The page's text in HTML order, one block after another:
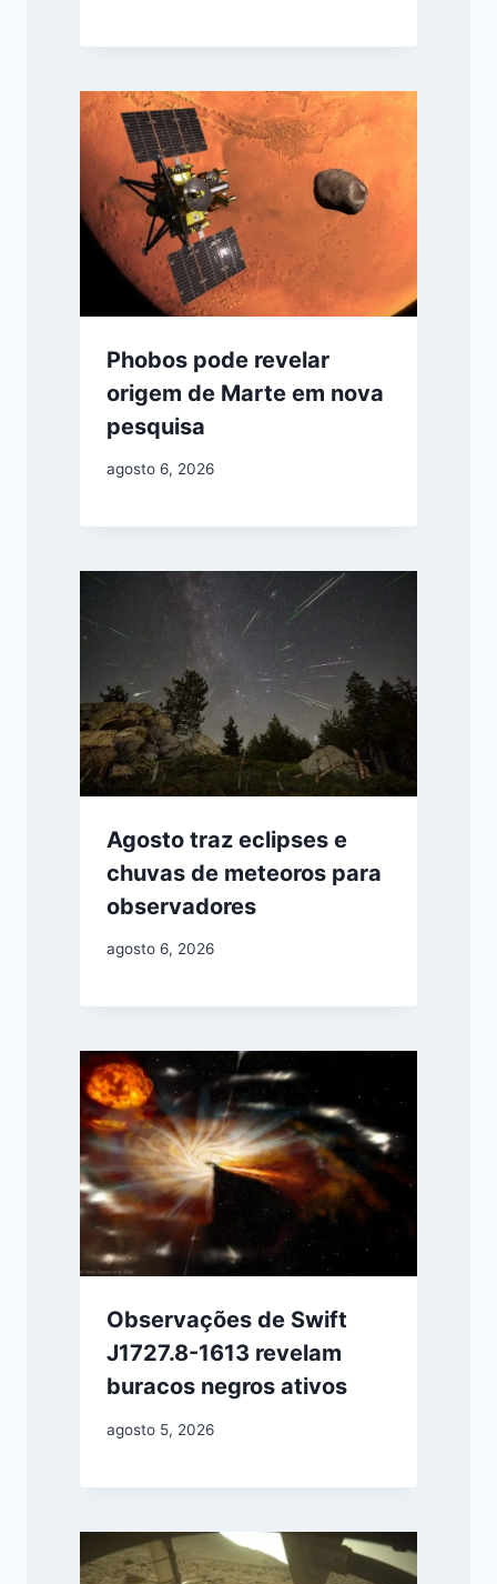
Phobos pode revelar
origem de Marte em nova
pesquisa
agosto 6, 2026
Agosto traz eclipses e
chuvas de meteoros para
observadores
agosto 6, 2026
Observações de Swift
J1727.8-1613 revelam
buracos negros ativos
agosto 5, 2026